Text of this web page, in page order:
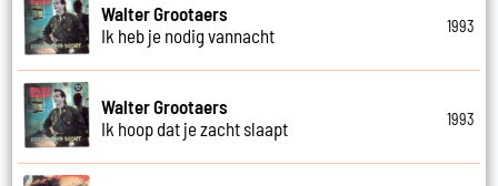
Walter Grootaers
Ik heb je nodig vannacht
1993
Walter Grootaers
Ik hoop dat je zacht slaapt
1993